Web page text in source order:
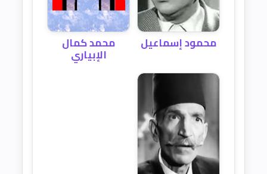
محمود إسماعيل محمد كمال
الإبياري